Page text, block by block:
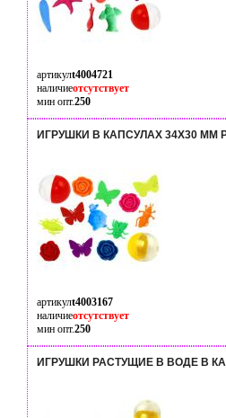
артикулt4004721
наличиеотсутствует
мин опт.250
ИГРУШКИ В КАПСУЛАХ 34Х30 ММ
артикулt4003167
наличиеотсутствует
мин опт.250
ИГРУШКИ РАСТУЩИЕ В ВОДЕ В